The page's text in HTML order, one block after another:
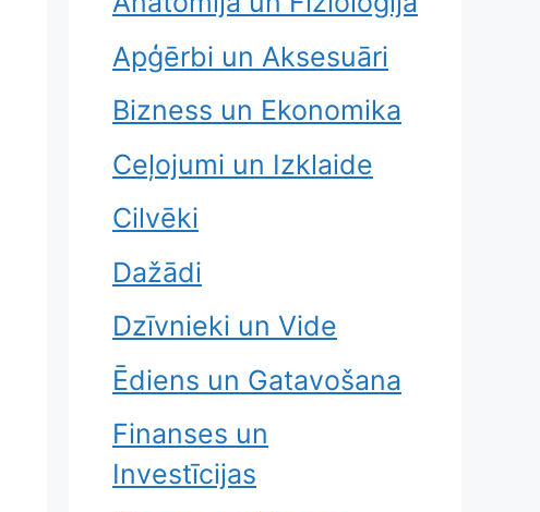
Apģērbi un Aksesuāri
Bizness un Ekonomika
Ceļojumi un Izklaide
Cilvēki
Dažādi
Dzīvnieki un Vide
Ēdiens un Gatavošana
Finanses un
Investīcijas